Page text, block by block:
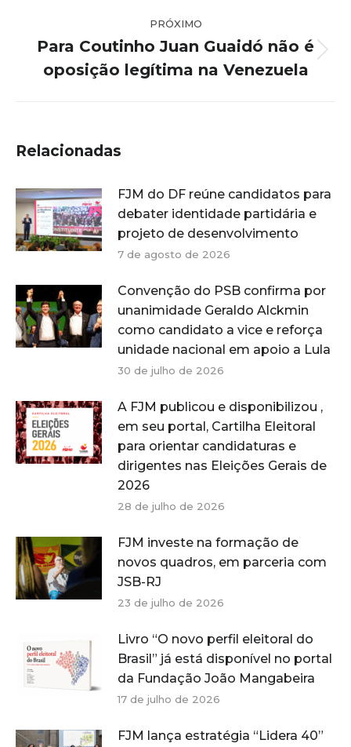
PRÓXIMO
post:
Para Coutinho Juan Guaidó não é
oposição legítima na Venezuela
Relacionadas
FJM do DF reúne candidatos para
debater identidade partidária e
projeto de desenvolvimento
7 de agosto de 2026
Convenção do PSB confirma por
unanimidade Geraldo Alckmin
como candidato a vice e reforça
unidade nacional em apoio a Lula
30 de julho de 2026
A FJM publicou e disponibilizou ,
em seu portal, Cartilha Eleitoral
para orientar candidaturas e
dirigentes nas Eleições Gerais de
2026
28 de julho de 2026
FJM investe na formação de
novos quadros, em parceria com
JSB-RJ
23 de julho de 2026
Livro “O novo perfil eleitoral do
Brasil” já está disponível no portal
da Fundação João Mangabeira
17 de julho de 2026
FJM lança estratégia “Lidera 40”